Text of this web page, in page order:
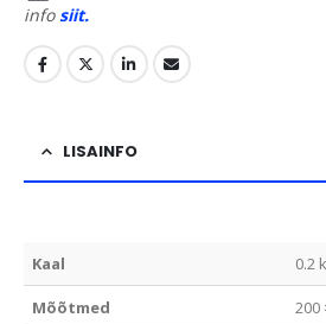
infosiit.
LISAINFO
Kaal 0.2
Mõõtmed 200